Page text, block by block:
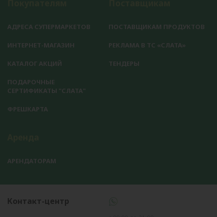
АДРЕСА СУПЕРМАРКЕТОВ
ИНТЕРНЕТ-МАГАЗИН
КАТАЛОГ АКЦИЙ
ПОДАРОЧНЫЕ
СЕРТИФИКАТЫ "СЛАТА"
ФРЕШКАРТА
ПОСТАВЩИКАМ ПРОДУКТОВ
РЕКЛАМА В ТС «СЛАТА»
ТЕНДЕРЫ
АРЕНДАТОРАМ
Контакт-центр